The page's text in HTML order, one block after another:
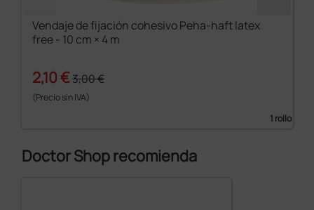
Vendaje de fijación cohesivo Peha-haft latex
free - 10 cm × 4 m
2,10 €3,00 €
(Precio sin IVA)
1 rollo
Doctor Shop recomienda